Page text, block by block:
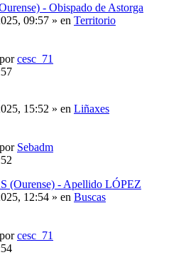
- Obispado de Astorga
09:57 » en Territorio
porcesc_71
15:52 » en Liñaxes
por Sebadm
(Ourense) - Apellido LÓPEZ
12:54 » en Buscas
porcesc_71